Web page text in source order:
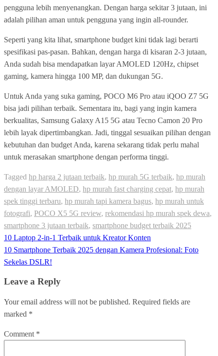
pengguna lebih menyenangkan. Dengan harga sekitar 3 jutaan, ini
adalah pilihan aman untuk pengguna yang ingin all-rounder.
Seperti yang kita lihat, smartphone budget kini tidak lagi berarti
spesifikasi pas-pasan. Bahkan, dengan harga di kisaran 2-3 jutaan,
Anda sudah bisa mendapatkan layar AMOLED 120Hz, chipset
gaming, kamera hingga 100 MP, dan dukungan 5G.
Untuk Anda yang suka gaming, POCO M6 Pro atau iQOO Z7 5G
bisa jadi pilihan terbaik. Sementara itu, bagi yang ingin kamera
berkualitas, Samsung Galaxy A15 5G atau Tecno Camon 20 Pro
lebih layak dipertimbangkan. Jadi, tinggal sesuaikan pilihan dengan
kebutuhan dan budget Anda, karena sekarang tidak perlu mahal
untuk merasakan smartphone dengan performa tinggi.
Tagged hp harga 2 jutaan terbaik, hp murah 5G terbaik, hp murah
dengan layar AMOLED, hp murah fast charging cepat, hp murah
spek tinggi terbaru, hp murah tapi kamera bagus, hp murah untuk
fotografi, POCO X5 5G review, rekomendasi hp murah spek dewa,
smartphone 3 jutaan terbaik, smartphone budget terbaik 2025
Post
navigation
10 Laptop 2-in-1 Terbaik untuk Kreator Konten
10 Smartphone Terbaik 2025 dengan Kamera Profesional: Foto
Sekelas DSLR!
Leave a Reply
Your email address will not be published. Required fields are
marked *
Comment *